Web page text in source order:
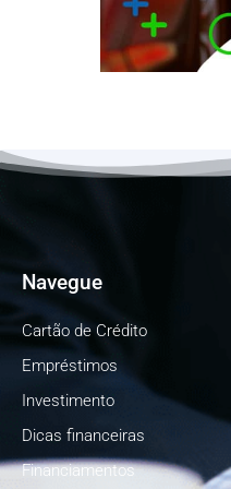
Navegue
Cartão de Crédito
Empréstimos
Investimento
Dicas financeiras
Financiamentos